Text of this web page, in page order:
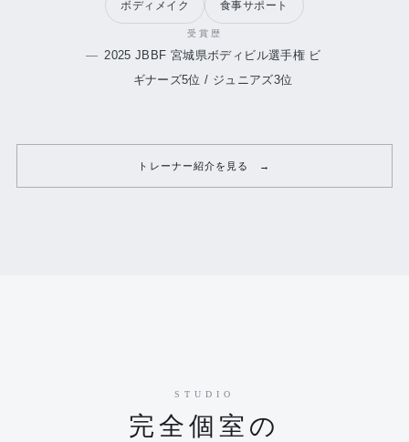
ボディメイク 食事サポート
受賞歴
2025 JBBF 宮城県ボディビル選手権 ビ
ギナーズ5位 / ジュニアズ3位
トレーナー紹介を見る
STUDIO
完全個室の